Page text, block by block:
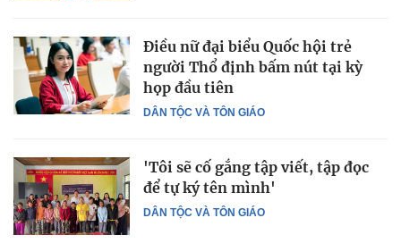
DÂN TỘC VÀ TÔN GIÁO
Điều nữ đại biểu Quốc hội trẻ
người Thổ định bấm nút tại kỳ
họp đầu tiên
DÂN TỘC VÀ TÔN GIÁO
'Tôi sẽ cố gắng tập viết, tập đọc
để tự ký tên mình'